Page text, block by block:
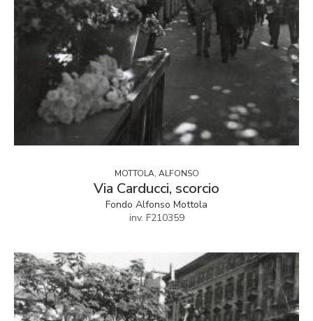
MOTTOLA, ALFONSO
Via Carducci, scorcio
Fondo Alfonso Mottola
inv. F210359